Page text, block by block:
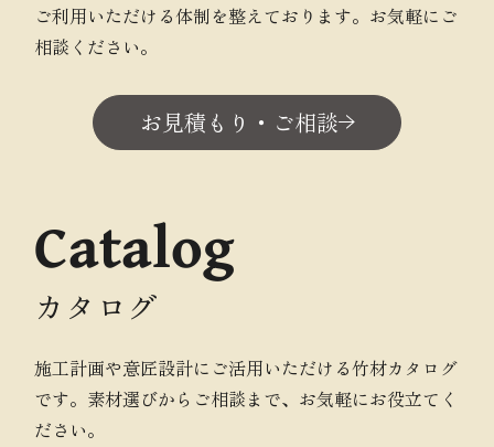
ご利用いただける体制を整えております。お気軽にご
相談ください。
お見積もり・ご相談
Catalog
カタログ
施工計画や意匠設計にご活用いただける竹材カタログ
です。素材選びからご相談まで、お気軽にお役立てく
ださい。